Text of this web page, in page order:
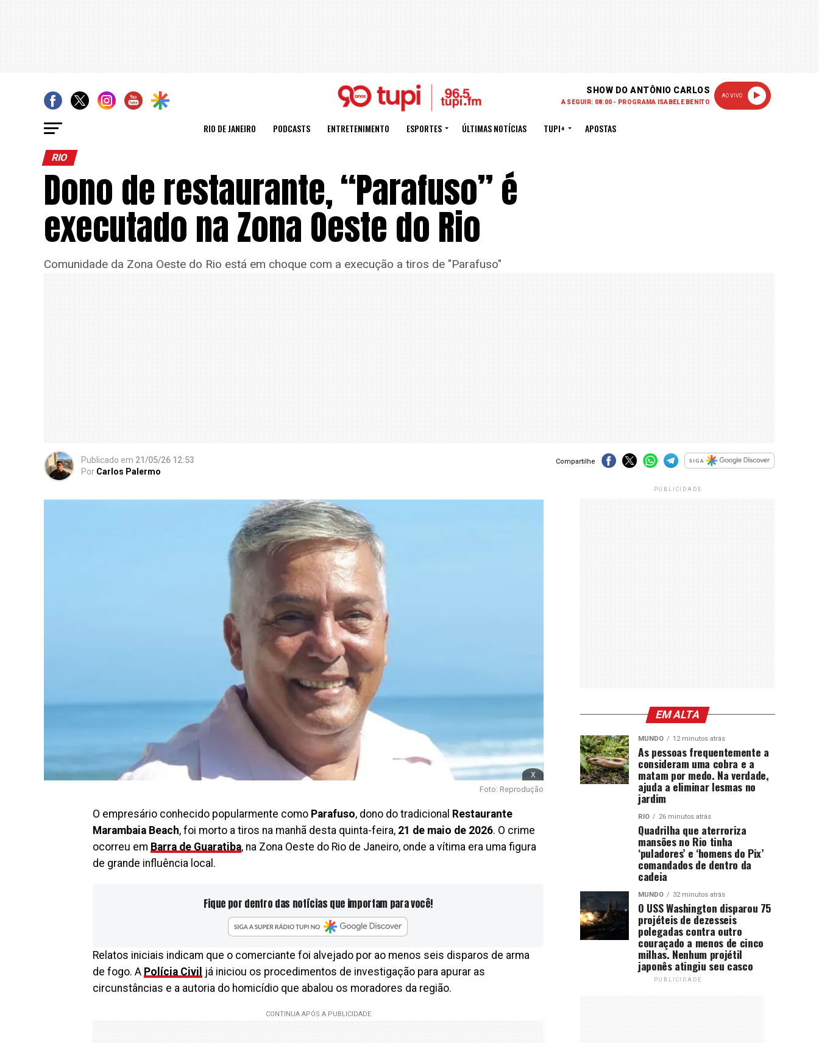
SHOW DO ANTÔNIO CARLOS
A SEGUIR: 08:00 - PROGRAMA ISABELE BENITO
AO VIVO
RIO DE JANEIRO PODCASTS ENTRETENIMENTO ESPORTES ÚLTIMAS NOTÍCIAS TUPI+ APOSTAS
RIO
Dono de restaurante, “Parafuso” é
executado na Zona Oeste do Rio
Comunidade da Zona Oeste do Rio está em choque com a execução a tiros de "Parafuso"
Publicado em 21/05/26 12:53
Por Carlos Palermo
Compartilhe
x
Foto: Reprodução
O empresário conhecido popularmente como Parafuso, dono do tradicional Restaurante
Marambaia Beach, foi morto a tiros na manhã desta quinta-feira, 21 de maio de 2026. O crime
ocorreu em Barra de Guaratiba, na Zona Oeste do Rio de Janeiro, onde a vítima era uma figura
de grande influência local.
Fique por dentro das notícias que importam para você!
Relatos iniciais indicam que o comerciante foi alvejado por ao menos seis disparos de arma
de fogo. A Polícia Civil já iniciou os procedimentos de investigação para apurar as
circunstâncias e a autoria do homicídio que abalou os moradores da região.
PUBLICIDADE
EM ALTA
MUNDO 12 minutos atrás
As pessoas frequentemente a
consideram uma cobra e a
matam por medo. Na verdade,
ajuda a eliminar lesmas no
jardim
RIO 26 minutos atrás
Quadrilha que aterroriza
mansões no Rio tinha
‘puladores’ e ‘homens do Pix’
comandados de dentro da
cadeia
MUNDO 32 minutos atrás
O USS Washington disparou 75
projéteis de dezesseis
polegadas contra outro
couraçado a menos de cinco
milhas. Nenhum projétil
japonês atingiu seu casco
PUBLICIDADE